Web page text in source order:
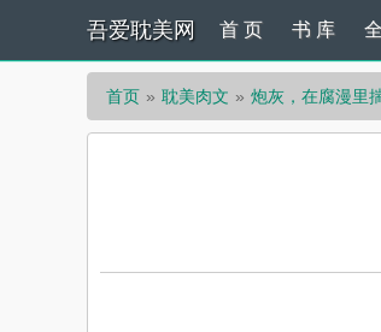
吾爱耽美网 首 页 书 库
首页 耽美肉文 炮灰，在腐漫里